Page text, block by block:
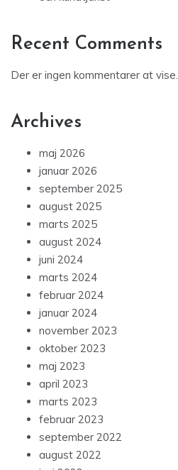
Recent Comments
Der er ingen kommentarer at vise.
Archives
maj 2026
januar 2026
september 2025
august 2025
marts 2025
august 2024
juni 2024
marts 2024
februar 2024
januar 2024
november 2023
oktober 2023
maj 2023
april 2023
marts 2023
februar 2023
september 2022
august 2022